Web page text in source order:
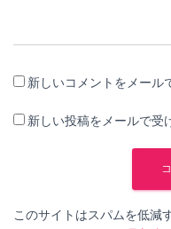
新しいコメントをメール
新しい投稿をメールで受
このサイトはスパムを低減